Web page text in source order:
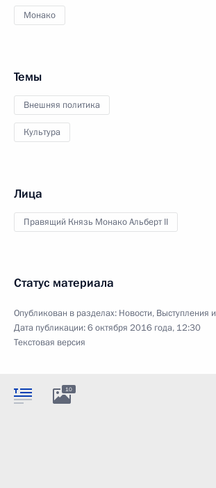
Монако
Темы
Внешняя политика
Культура
Лица
Правящий Князь Монако Альберт II
Статус материала
Опубликован в разделах: Новости, Выступления
Дата публикации:6 октября 2016 года, 12:30
Текстовая версия
10